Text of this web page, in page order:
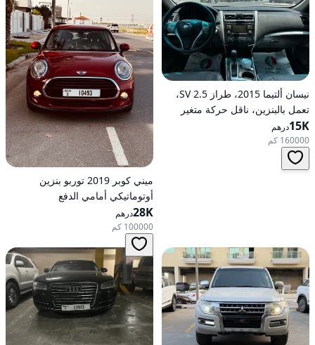
نيسان ألتيما 2015، طراز 2.5 SV،
تعمل بالبنزين، ناقل حركة متغير
مستمر (CVT)، دفع أمامي
15Kدرهم
160000 كم
ميني كوبر 2019 توربو بنزين
أوتوماتيكي أمامي الدفع
28Kدرهم
100000 كم